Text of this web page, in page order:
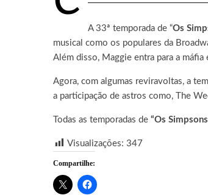
A 33ª temporada de “Os
musical como os populares da
Além disso, Maggie entra para a
Agora, com algumas reviravoltas, a
a participação de astros como, The
Todas as temporadas de “Os
Visualizações: 347
Compartilhe: